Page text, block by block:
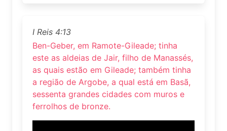
I Reis 4:13
Ben-Geber, em Ramote-Gileade; tinha
este as aldeias de Jair, filho de Manassés,
as quais estão em Gileade; também tinha
a região de Argobe, a qual está em Basã,
sessenta grandes cidades com muros e
ferrolhos de bronze.